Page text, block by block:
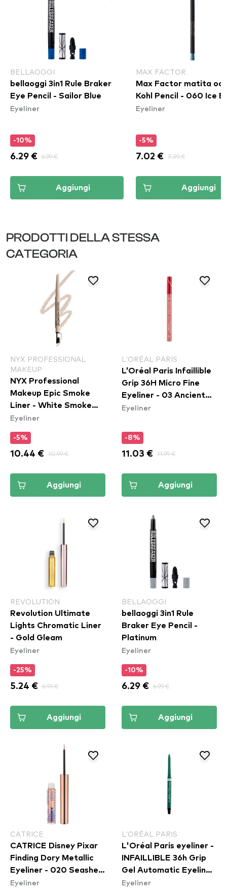
BELLAOGGI
bellaoggi 3in1 Rule Braker
Eye Pencil - Sailor Blue
Eyeliner
-10%
6.29 € 6.99 €
Aggiungi
MAX FACTOR
Max Factor matita
Kohl Pencil - 060 Ice
Eyeliner
-5%
7.02 € 7.39 €
Aggiungi
PRODOTTI DELLA STESSA
CATEGORIA
NYX PROFESSIONAL
MAKEUP
NYX Professional
Makeup Epic Smoke
Liner - White Smoke
(ESL01)
Eyeliner
-5%
10.44 € 10.99 €
Aggiungi
L’ORÉAL PARIS
L’Oréal Paris Infaillible
Grip 36H Micro Fine
Eyeliner​ - 03 Ancient
Rose
Eyeliner
-8%
11.03 € 11.99 €
Aggiungi
REVOLUTION
Revolution Ultimate
Lights Chromatic Liner
- Gold Gleam
Eyeliner
-25%
5.24 € 6.99 €
Aggiungi
BELLAOGGI
bellaoggi 3in1 Rule
Braker Eye Pencil -
Platinum
Eyeliner
-10%
6.29 € 6.99 €
Aggiungi
CATRICE
CATRICE Disney Pixar
Finding Dory Metallic
Eyeliner - 020 Seashell
Sparkle
Eyeliner
L’ORÉAL PARIS
L'Oréal Paris eyeliner -
INFAILLIBLE 36h Grip
Gel Automatic Eyeliner
- Emerald Green
Eyeliner